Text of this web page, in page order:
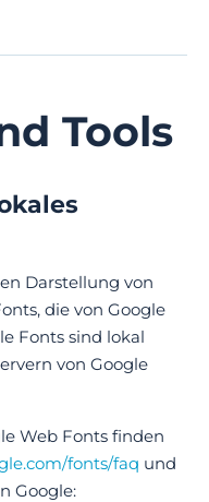
Tools
Darstellung von
die von Google
Fonts sind lokal
von Google
Web Fonts finden
fonts/faq und
Google: